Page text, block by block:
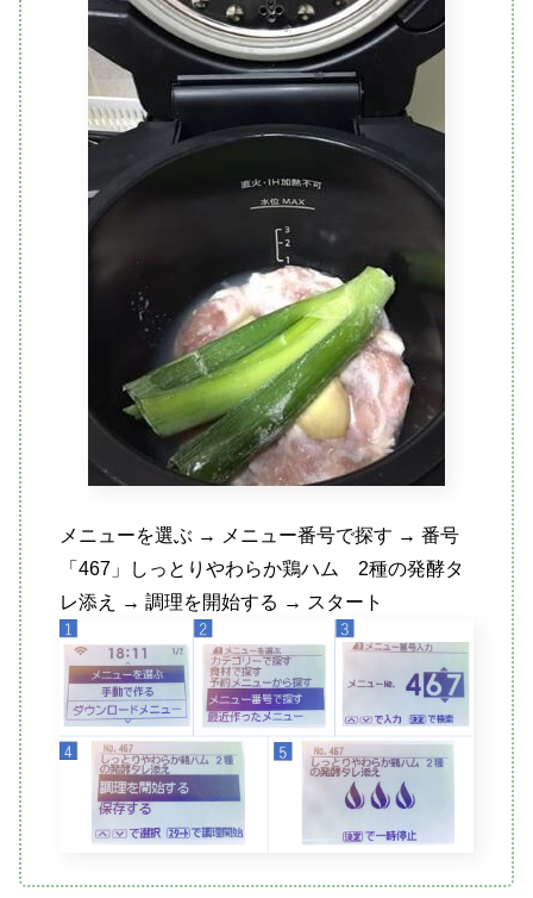
メニューを選ぶ → メニュー番号で探す → 番号
「467」しっとりやわらか鶏ハム 2種の発酵タ
レ添え → 調理を開始する → スタート